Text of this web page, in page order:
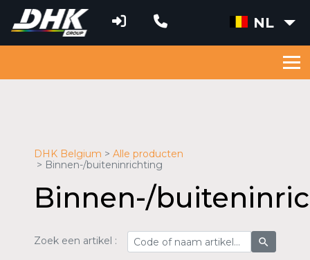
NL
DHK Belgium
Alle producten
Binnen-/buiteninrichting
Binnen-/
Zoek een artikel : search